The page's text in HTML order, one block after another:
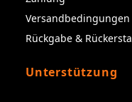
Versandbedingungen
Rückgabe &
Unterstützung